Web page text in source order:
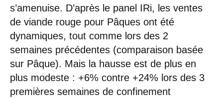
s’amenuise. D’après le panel IRi, les ventes
de viande rouge pour Pâques ont été
dynamiques, tout comme lors des 2
semaines précédentes (comparaison basée
sur Pâque). Mais la hausse est de plus en
plus modeste : +6% contre +24% lors des 3
premières semaines de confinement